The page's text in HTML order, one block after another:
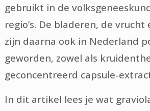
gebruikt in de
regio’s. De bladeren, de
zijn daarna ook in Nederland
geworden, zowel als
geconcentreerd capsule-
In dit artikel lees je wat